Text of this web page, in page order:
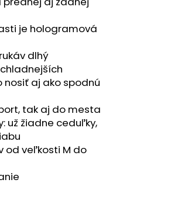
je hologramová
dlhý
nosiť aj ako spodnú
tak aj do mesta
už žiadne ceduľky,
od veľkosti M do